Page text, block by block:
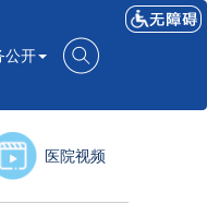
公开
医院视频